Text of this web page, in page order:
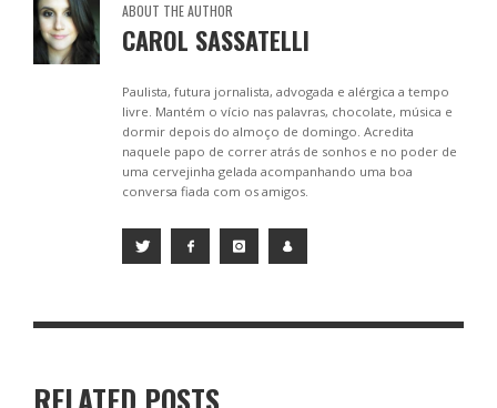
ABOUT THE AUTHOR
CAROL SASSATELLI
Paulista, futura jornalista, advogada e alérgica a tempo
livre. Mantém o vício nas palavras, chocolate, música e
dormir depois do almoço de domingo. Acredita
naquele papo de correr atrás de sonhos e no poder de
uma cervejinha gelada acompanhando uma boa
conversa fiada com os amigos.
RELATED POSTS